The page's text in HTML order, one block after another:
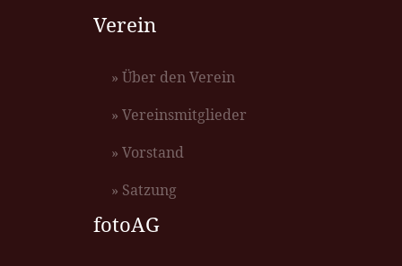
Verein
» Über den Verein
» Vereinsmitglieder
» Vorstand
» Satzung
fotoAG